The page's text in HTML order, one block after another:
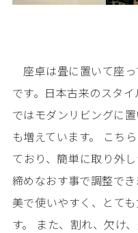
座卓は畳に置いて座
です。日本古来のスタ
ではモダンリビングに
も増えています。 こち
ており、簡単に取り外
締めなおす事で調整で
美で使いやすく、とて
す。 また、割れ、欠け